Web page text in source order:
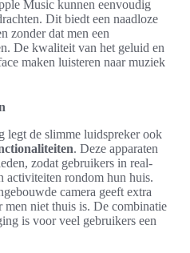
Music kunnen eenvoudig
Dit biedt een naadloze
zonder dat men een
De kwaliteit van het geluid en
maken luisteren naar muziek
legt de slimme luidspreker ook
. Deze apparaten
zodat gebruikers in real-
activiteiten rondom hun huis.
camera geeft extra
men niet thuis is. De combinatie
is voor veel gebruikers een